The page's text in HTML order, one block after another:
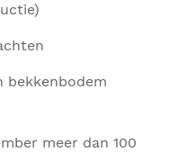
bekkenbodem
meer dan 100